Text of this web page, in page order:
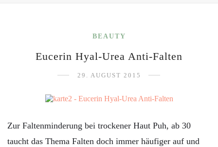
BEAUTY
Eucerin Hyal-Urea Anti-Falten
29. AUGUST 2015
Zur Faltenminderung bei trockener Haut Puh, ab 30
taucht das Thema Falten doch immer häufiger auf und